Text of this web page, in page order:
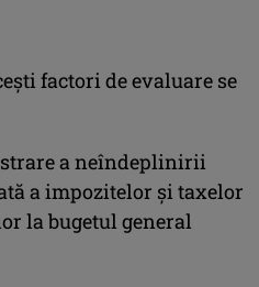
factori de evaluare se
a neîndeplinirii
a impozitelor şi taxelor
la bugetul general